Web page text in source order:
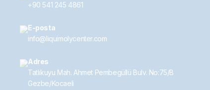
+90 541 245 4861
E-posta
info@liquimolycenter.com
Adres
Tatlıkuyu Mah. Ahmet Pembegüllü Bulv. No:75/B
Gezbe/Kocaeli